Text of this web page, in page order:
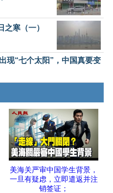
寒（一）
现“七个太阳”，中国真要变
美海关严审中国学生背景，
一旦有疑虑，立即遣返并注
销签证；